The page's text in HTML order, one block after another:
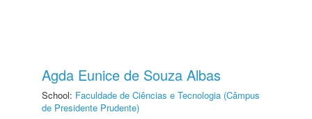
Agda Eunice de Souza Albas
School: Faculdade de Ciências e Tecnologia (Câmpus
de Presidente Prudente)